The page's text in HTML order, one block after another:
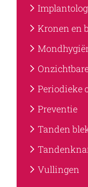
Kronen en
Periodieke
Preventie
Tanden
Vullingen